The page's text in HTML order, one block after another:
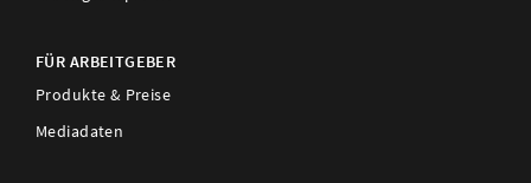
FÜR ARBEITGEBER
Produkte & Preise
Mediadaten